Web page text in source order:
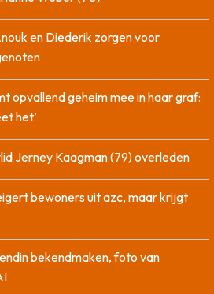
en Diederik zorgen voor
opvallend geheim mee in haar graf:
het’
Jerney Kaagman (79) overleden
bewoners uit azc, maar krijgt
bekendmaken, foto van